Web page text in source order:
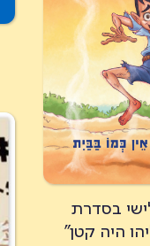
בסדרת
היה קטן"